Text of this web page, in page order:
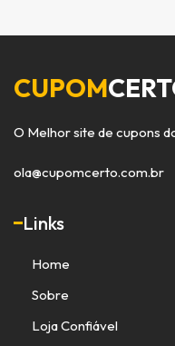
CUPOM
O Melhor site de cupons
ola@cupomcerto.com.br
Links
Home
Sobre
Loja Confiável